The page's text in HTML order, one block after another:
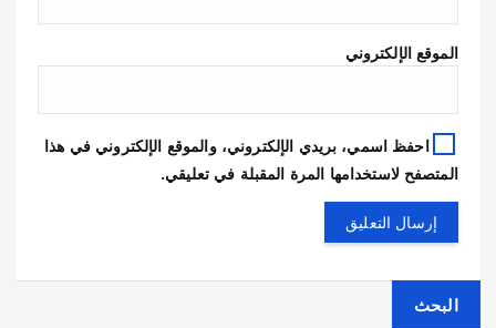
الموقع الإلكتروني
احفظ اسمي، بريدي الإلكتروني، والموقع الإلكتروني في هذا
المتصفح لاستخدامها المرة المقبلة في تعليقي.
البحث